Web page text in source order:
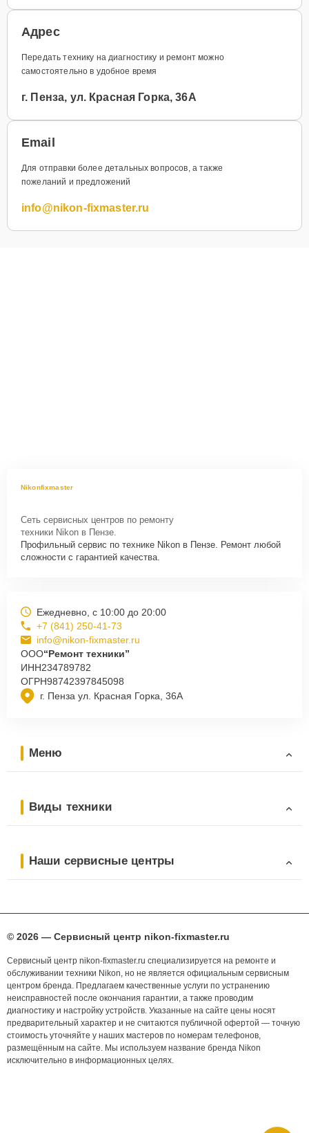
Адрес
Передать технику на диагностику и ремонт можно
самостоятельно в удобное время
г. Пенза, ул. Красная Горка, 36А
Email
Для отправки более детальных вопросов, а также
пожеланий и предложений
info@nikon-fixmaster.ru
Nikonfixmaster
Сеть сервисных центров по ремонту
техники Nikon в Пензе.
Профильный сервис по технике Nikon в Пензе. Ремонт любой
сложности с гарантией качества.
г. Пенза ул. Красная Горка, 36А
Ежедневно, с 10:00 до 20:00
+7 (841) 250-41-73
info@nikon-fixmaster.ru
ООО“Ремонт техники”
ИНН234789782
ОГРН98742397845098
Меню
Виды техники
Наши сервисные центры
© 2026 — Сервисный центр nikon-fixmaster.ru
Сервисный центр nikon-fixmaster.ru специализируется на ремонте и
обслуживании техники Nikon, но не является официальным сервисным
центром бренда. Предлагаем качественные услуги по устранению
неисправностей после окончания гарантии, а также проводим
диагностику и настройку устройств. Указанные на сайте цены носят
предварительный характер и не считаются публичной офертой — точную
стоимость уточняйте у наших мастеров по номерам телефонов,
размещённым на сайте. Мы используем название бренда Nikon
исключительно в информационных целях.